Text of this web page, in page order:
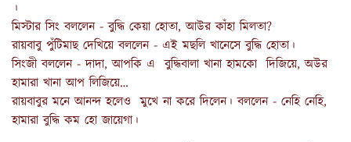
।
মিস্টার সিং বললেন - বুদ্ধি কেয়া হোতা, আউর কাঁহা মিলতা?
রায়বাবু পুঁটিমাছ দেখিয়ে বললেন - এই মছলি খানেসে বুদ্ধি হোতা।
সিংজী বললেন - দাদা, আপকি এ বুদ্ধিবালা খানা হামকো দিজিয়ে, অউর
হামারা খানা আপ লিজিয়ে…
রায়বাবুর মনে আনন্দ হলেও মুখে না করে দিলেন। বললেন - নেহি নেহি,
হামারা বুদ্ধি কম হো জায়েগা।